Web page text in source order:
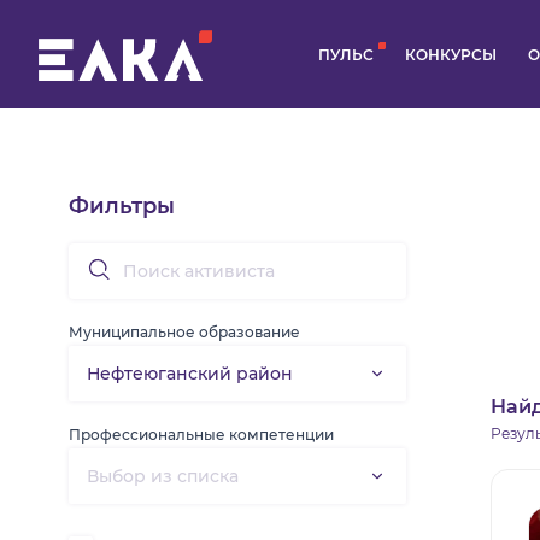
ПУЛЬС КОНКУРСЫ
Фильтры
Муниципальное образование
Профессиональные компетенции